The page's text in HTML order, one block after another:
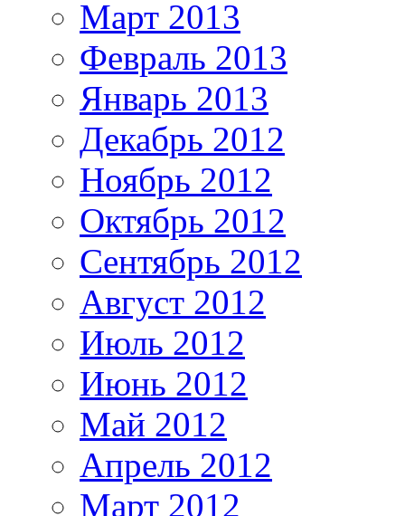
Март 2013
Февраль 2013
Январь 2013
Декабрь 2012
Ноябрь 2012
Октябрь 2012
Сентябрь 2012
Август 2012
Июль 2012
Июнь 2012
Май 2012
Апрель 2012
Март 2012